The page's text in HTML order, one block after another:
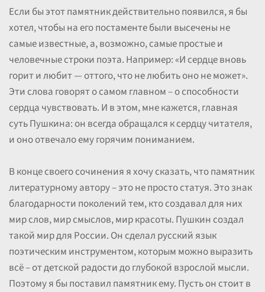
Если бы этот памятник действительно появился, я бы
хотел, чтобы на его постаменте были высечены не
самые известные, а, возможно, самые простые и
человечные строки поэта. Например: «И сердце вновь
горит и любит — оттого, что не любить оно не может».
Эти слова говорят о самом главном – о способности
сердца чувствовать. И в этом, мне кажется, главная
суть Пушкина: он всегда обращался к сердцу читателя,
и оно отвечало ему горячим пониманием.
В конце своего сочинения я хочу сказать, что памятник
литературному автору – это не просто статуя. Это знак
благодарности поколений тем, кто создавал для них
мир слов, мир смыслов, мир красоты. Пушкин создал
такой мир для России. Он сделал русский язык
поэтическим инструментом, которым можно выразить
всё – от детской радости до глубокой взрослой мысли.
Поэтому я бы поставил памятник ему. Пусть он стоит в